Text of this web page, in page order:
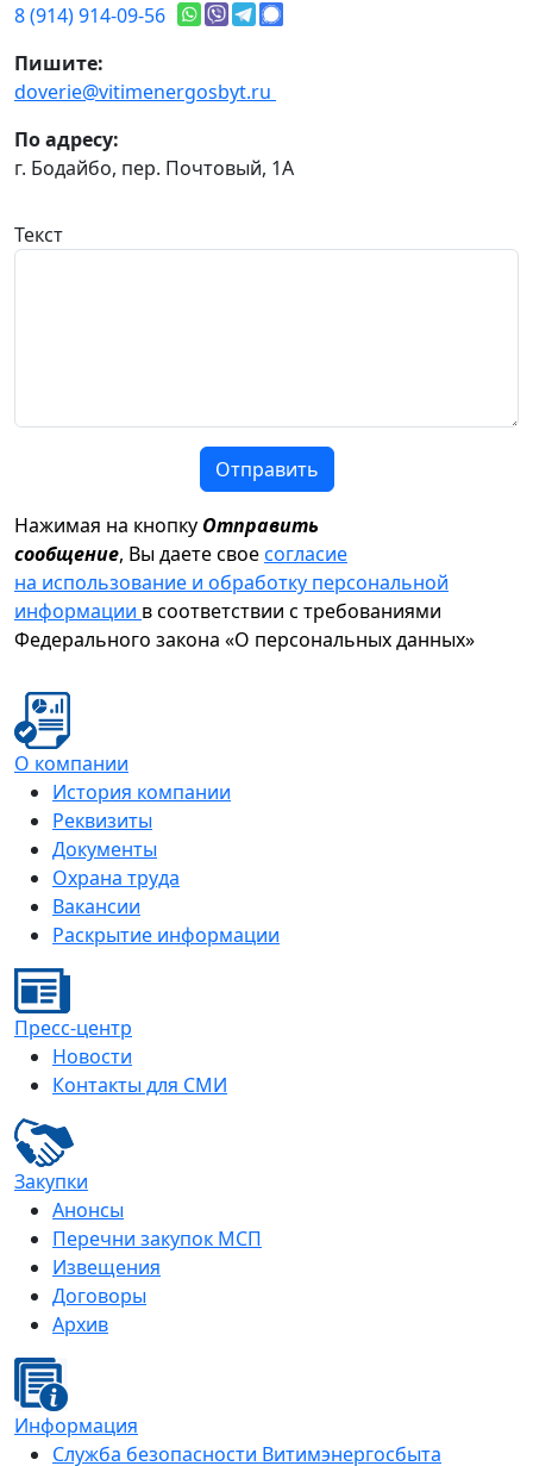
8 (914) 914-09-56
Пишите:
doverie@vitimenergosbyt.ru
По адресу:
г. Бодайбо, пер. Почтовый, 1А
Текст
Отправить
Нажимая на кнопку Отправить
сообщение, Вы даете своесогласие
на использование и обработку персональной
информации в соответствии с требованиями
Федерального закона «О персональных данных»
О компании
История компании
Реквизиты
Документы
Охрана труда
Вакансии
Раскрытие информации
Пресс-центр
Новости
Контакты для СМИ
Закупки
Анонсы
Перечни закупок МСП
Извещения
Договоры
Архив
Информация
Служба безопасности Витимэнергосбыта